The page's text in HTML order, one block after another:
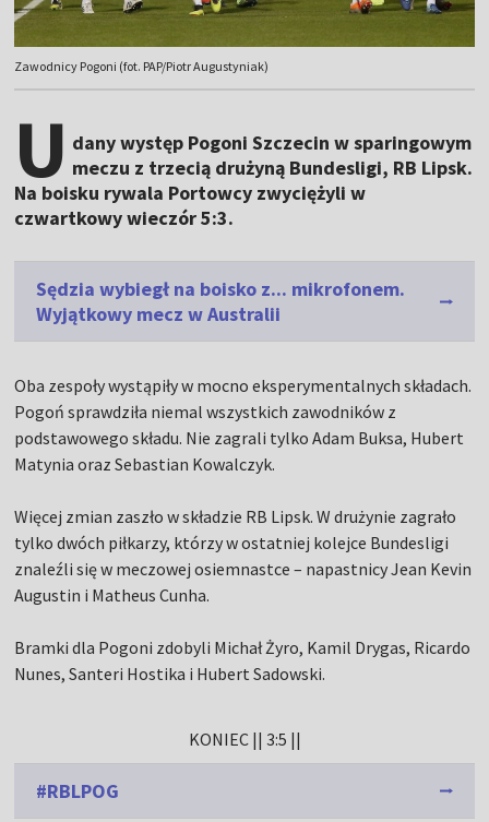
Zawodnicy Pogoni (fot. PAP/Piotr Augustyniak)
U dany występ Pogoni Szczecin w sparingowym
meczu z trzecią drużyną Bundesligi, RB Lipsk.
Na boisku rywala Portowcy zwyciężyli w
czwartkowy wieczór 5:3.
Sędzia wybiegł na boisko z... mikrofonem.
Wyjątkowy mecz w Australii
Oba zespoły wystąpiły w mocno eksperymentalnych składach.
Pogoń sprawdziła niemal wszystkich zawodników z
podstawowego składu. Nie zagrali tylko Adam Buksa, Hubert
Matynia oraz Sebastian Kowalczyk.
Więcej zmian zaszło w składzie RB Lipsk. W drużynie zagrało
tylko dwóch piłkarzy, którzy w ostatniej kolejce Bundesligi
znaleźli się w meczowej osiemnastce – napastnicy Jean Kevin
Augustin i Matheus Cunha.
Bramki dla Pogoni zdobyli Michał Żyro, Kamil Drygas, Ricardo
Nunes, Santeri Hostika i Hubert Sadowski.
KONIEC || 3:5 ||
#RBLPOG